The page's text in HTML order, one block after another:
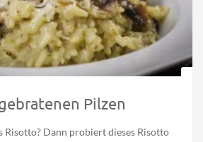
Pilzen
Risotto? Dann probiert dieses Risotto